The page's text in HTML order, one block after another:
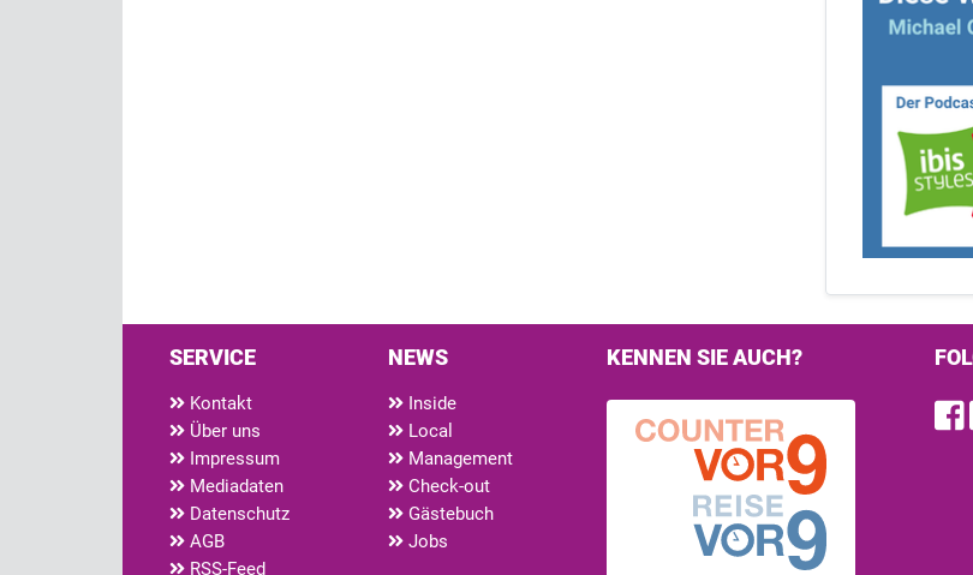
SERVICE
Kontakt
Über uns
Impressum
Mediadaten
Datenschutz
AGB
RSS-Feed
NEWS
Inside
Local
Management
Check-out
Gästebuch
Jobs
KENNEN SIE AUCH?